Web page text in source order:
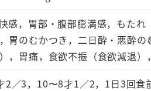
感，胃部・腹部膨満感，もた
胃のむかつき，二日酔・悪酔
，胃痛，食欲不振（食欲減退
2／3，10〜8才1／2，1日3回食